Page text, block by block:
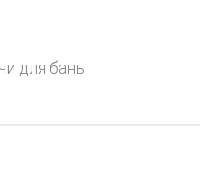
для бань